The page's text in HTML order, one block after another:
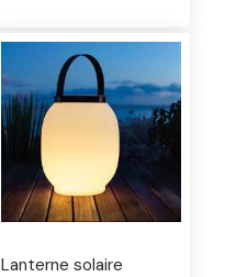
Lanterne solaire